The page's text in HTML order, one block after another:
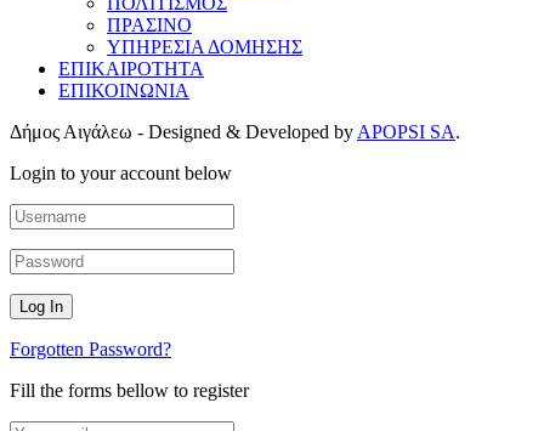
ΠΡΑΣΙΝΟ
ΥΠΗΡΕΣΙΑ ΔΟΜΗΣΗΣ
ΕΠΙΚΑΙΡΟΤΗΤΑ
ΕΠΙΚΟΙΝΩΝΙΑ
Δήμος Αιγάλεω - Designed & Developed by APOPSI SA.
Login to your account below
Forgotten Password?
Fill the forms bellow to register